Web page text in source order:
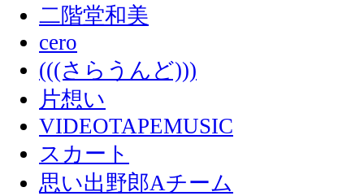
二階堂和美
cero
(((さらうんど)))
片想い
VIDEOTAPEMUSIC
スカート
思い出野郎Aチーム